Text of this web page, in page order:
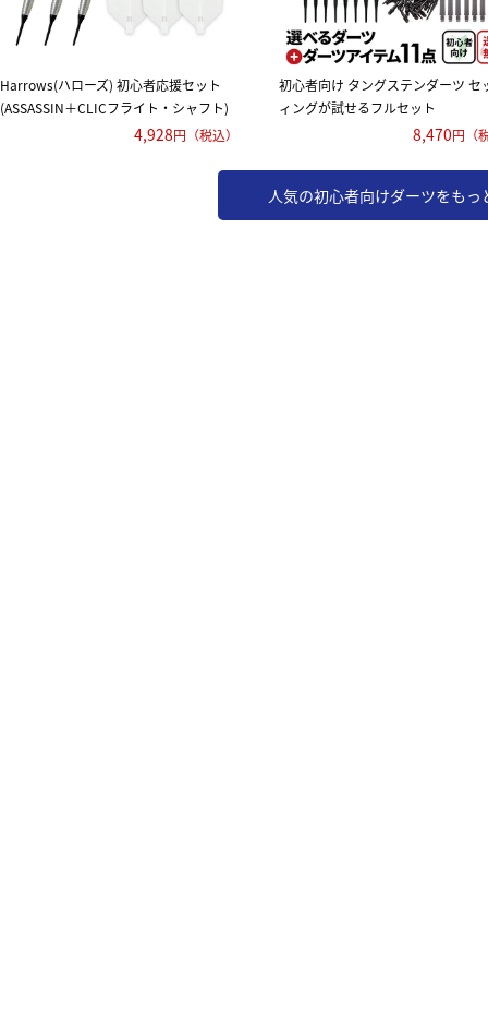
Harrows(ハローズ) 初心者応援セット
(ASSASSIN＋CLICフライト・シャフト)
4,928
初心者向け タングステンダーツ セ
ィングが試せるフルセット
8,470
人気の初心者向けダーツをもっ